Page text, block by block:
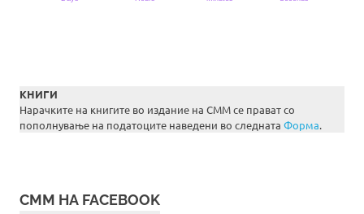
КНИГИ
Нарачките на книгите во издание на СММ се прават со
пополнување на податоците наведени во следната Форма.
СММ НА FACEBOOK